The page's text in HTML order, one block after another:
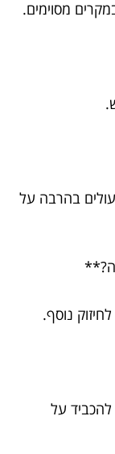
מסוימים.
בהרבה על
נוסף.
על